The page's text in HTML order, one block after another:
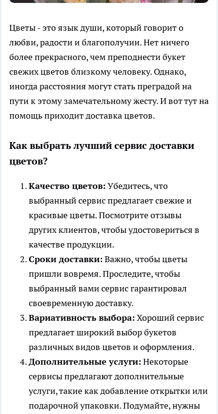
Цветы - это язык души, который говорит о
любви, радости и благополучии. Нет ничего
более прекрасного, чем преподнести букет
свежих цветов близкому человеку. Однако,
иногда расстояния могут стать преградой на
пути к этому замечательному жесту. И вот тут на
помощь приходит доставка цветов.
Как выбрать лучший сервис доставки
цветов?
Качество цветов: Убедитесь, что
выбранный сервис предлагает свежие и
красивые цветы. Посмотрите отзывы
других клиентов, чтобы удостовериться в
качестве продукции.
Сроки доставки: Важно, чтобы цветы
пришли вовремя. Проследите, чтобы
выбранный вами сервис гарантировал
своевременную доставку.
Вариативность выбора: Хороший сервис
предлагает широкий выбор букетов
различных видов цветов и оформления.
Дополнительные услуги: Некоторые
сервисы предлагают дополнительные
услуги, такие как добавление открытки или
подарочной упаковки. Подумайте, нужны